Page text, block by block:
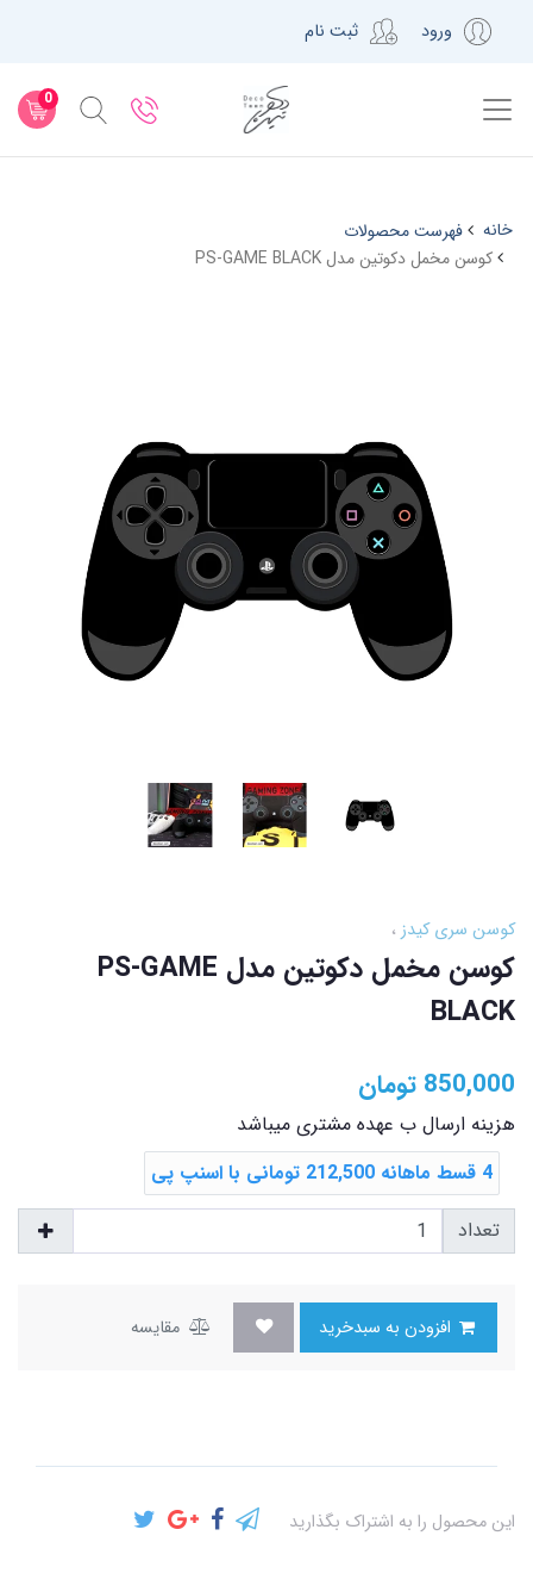
ورود ثبت نام
0
خانه
فهرست محصولات
کوسن مخمل دکوتین مدل PS-GAME BLACK
کوسن سری کیدز
کوسن مخمل دکوتین مدل PS-GAME
BLACK
850,000 تومان
هزینه ارسال ب عهده مشتری میباشد
4 قسط ماهانه 212,500 تومانی با اسنپ ‌پی
تعداد
مقایسه
این محصول را به اشتراک بگذارید